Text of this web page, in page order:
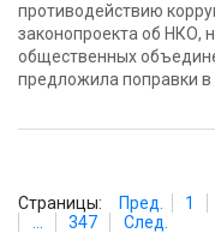
противодействию
законопроекта об НКО,
общественных
предложила поправки в
Страницы: Пред. 1
347 След.